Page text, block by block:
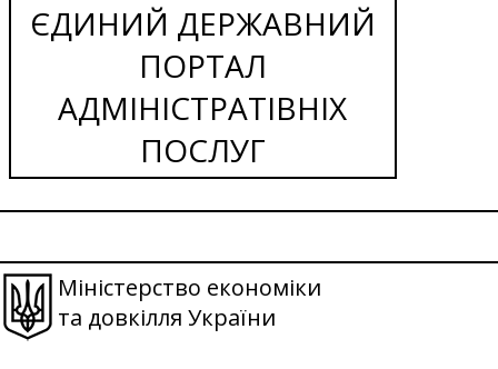
ЄДИНИЙ ДЕРЖАВНИЙ
ПОРТАЛ
АДМІНІСТРАТІВНІХ
ПОСЛУГ
Міністерство економіки
та довкілля України